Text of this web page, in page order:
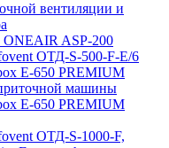
вентиляции и
ASP-200
ОТД-S-500-F-E/6
E-650 PREMIUM
машины
E-650 PREMIUM
ОТД-S-1000-F,